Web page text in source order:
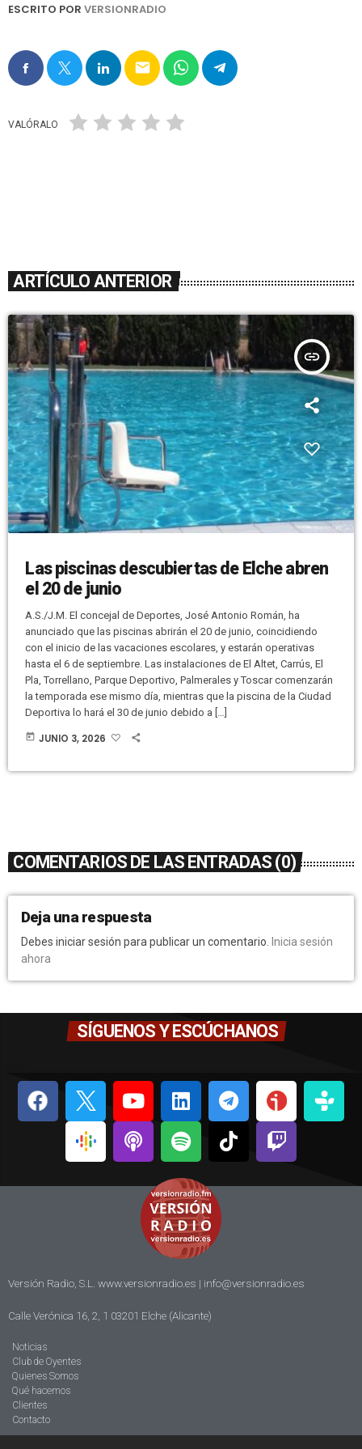
ESCRITO POR VERSIONRADIO
email
VALÓRALO
ARTÍCULO ANTERIOR
insert_link
Las piscinas descubiertas de Elche abren
el 20 de junio
A.S./J.M. El concejal de Deportes, José Antonio Román, ha
anunciado que las piscinas abrirán el 20 de junio, coincidiendo
con el inicio de las vacaciones escolares, y estarán operativas
hasta el 6 de septiembre. Las instalaciones de El Altet, Carrús, El
Pla, Torrellano, Parque Deportivo, Palmerales y Toscar comenzarán
la temporada ese mismo día, mientras que la piscina de la Ciudad
Deportiva lo hará el 30 de junio debido a […]
today JUNIO 3, 2026
COMENTARIOS DE LAS ENTRADAS (0)
Deja una respuesta
Debes iniciar sesión para publicar un comentario.
Inicia sesión
ahora
SÍGUENOS Y ESCÚCHANOS
Versión Radio, S.L. www.versionradio.es | info@versionradio.es
Calle Verónica 16, 2, 1 03201 Elche (Alicante)
Noticias
Club de Oyentes
Quienes Somos
Qué hacemos
Clientes
Contacto